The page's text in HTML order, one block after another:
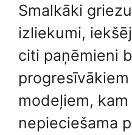
Smalkāki
izliekumi,
citi paņēmieni
modeļiem,
nepieciešama